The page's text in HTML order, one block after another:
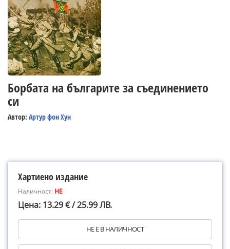
Борбата на българите за съединението
си
Автор: Артур фон Хун
Хартиено издание
Наличност: НЕ
Цена: 13.29 € / 25.99 ЛВ.
НЕ Е В НАЛИЧНОСТ